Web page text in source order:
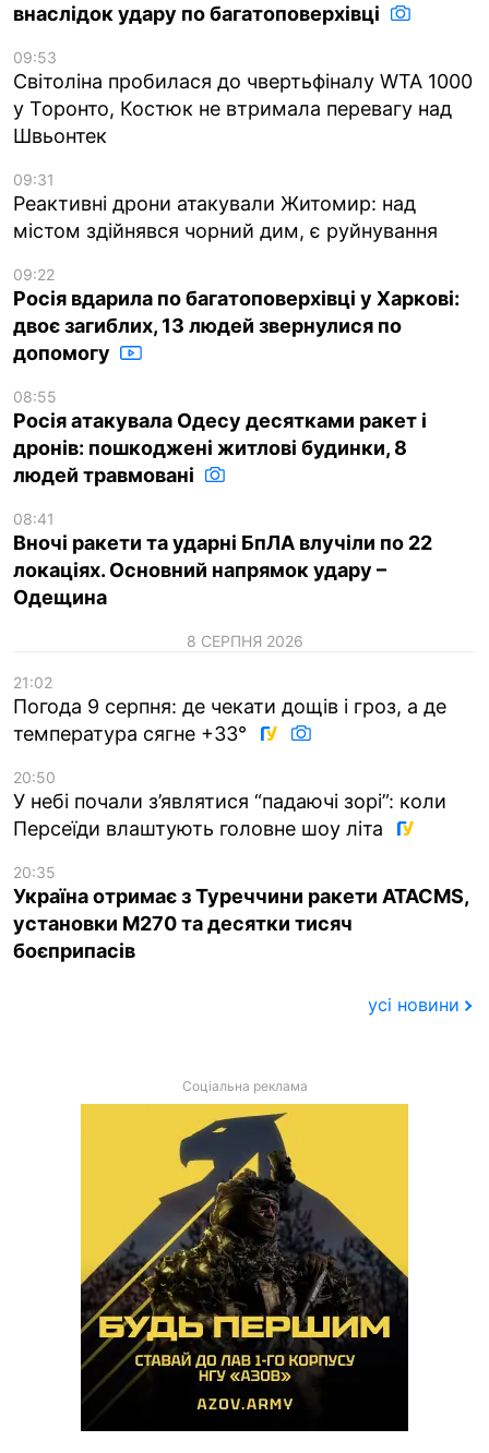
внаслідок удару по багатоповерхівці
09:53
Світоліна пробилася до чвертьфіналу WTA 1000
у Торонто, Костюк не втримала перевагу над
Швьонтек
09:31
Реактивні дрони атакували Житомир: над
містом здійнявся чорний дим, є руйнування
09:22
Росія вдарила по багатоповерхівці у Харкові:
двоє загиблих, 13 людей звернулися по
допомогу
08:55
Росія атакувала Одесу десятками ракет і
дронів: пошкоджені житлові будинки, 8
людей травмовані
08:41
Вночі ракети та ударні БпЛА влучіли по 22
локаціях. Основний напрямок удару –
Одещина
8 СЕРПНЯ 2026
21:02
Погода 9 серпня: де чекати дощів і гроз, а де
температура сягне +33°
20:50
У небі почали з’являтися “падаючі зорі”: коли
Персеїди влаштують головне шоу літа
20:35
Україна отримає з Туреччини ракети ATACMS,
установки M270 та десятки тисяч
боєприпасів
усі новини
Соціальна реклама